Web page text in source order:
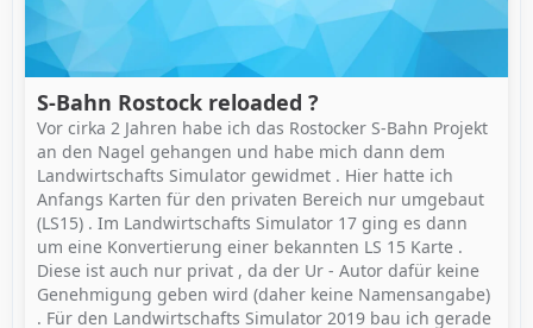
S-Bahn Rostock reloaded ?
Vor cirka 2 Jahren habe ich das Rostocker S-Bahn Projekt
an den Nagel gehangen und habe mich dann dem
Landwirtschafts Simulator gewidmet . Hier hatte ich
Anfangs Karten für den privaten Bereich nur umgebaut
(LS15) . Im Landwirtschafts Simulator 17 ging es dann
um eine Konvertierung einer bekannten LS 15 Karte .
Diese ist auch nur privat , da der Ur - Autor dafür keine
Genehmigung geben wird (daher keine Namensangabe)
. Für den Landwirtschafts Simulator 2019 bau ich gerade